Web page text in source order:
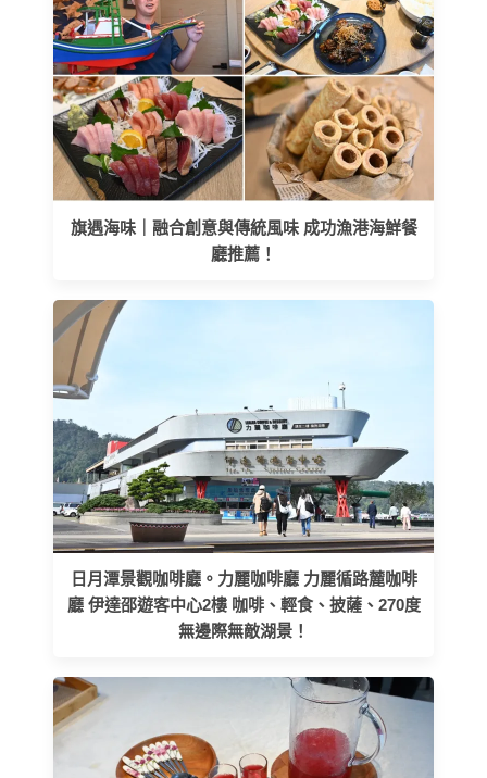
旗遇海味｜融合創意與傳統風味 成功漁港海鮮餐
廳推薦！
日月潭景觀咖啡廳。力麗咖啡廳 力麗循路麓咖啡
廳 伊達邵遊客中心2樓 咖啡、輕食、披薩、270度
無邊際無敵湖景！